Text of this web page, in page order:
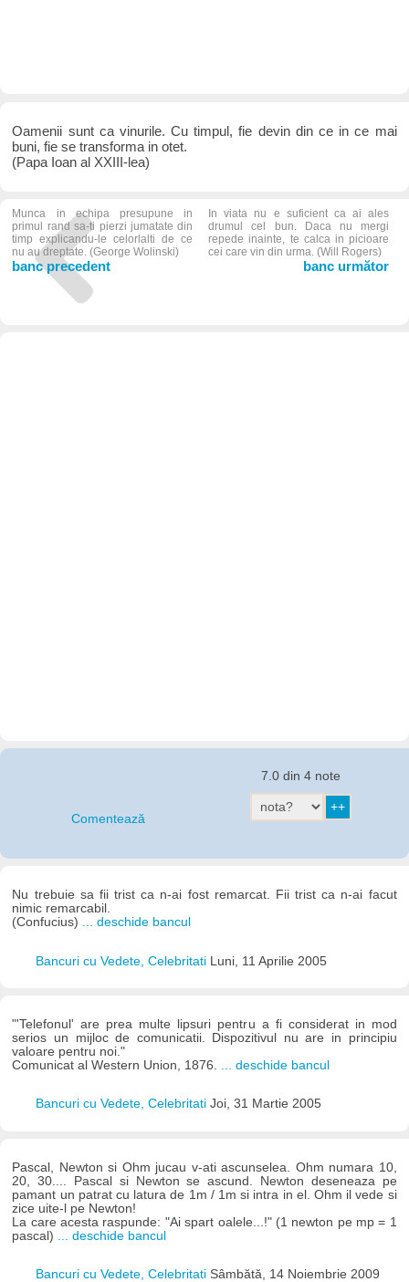
Oamenii sunt ca vinurile. Cu timpul, fie devin din ce in ce mai
buni, fie se transforma in otet.
(Papa Ioan al XXIII-lea)
Munca in echipa presupune in
primul rand sa-ti pierzi jumatate din
timp explicandu-le celorlalti de ce
nu au dreptate. (George Wolinski)
banc precedent
In viata nu e suficient ca ai ales
drumul cel bun. Daca nu mergi
repede inainte, te calca in picioare
cei care vin din urma. (Will Rogers)
banc următor
Comentează
7.0 din 4 note
Nu trebuie sa fii trist ca n-ai fost remarcat. Fii trist ca n-ai facut
nimic remarcabil.
(Confucius) ... deschide bancul
Bancuri cu Vedete, Celebritati Luni, 11 Aprilie 2005
"'Telefonul' are prea multe lipsuri pentru a fi considerat in mod
serios un mijloc de comunicatii. Dispozitivul nu are in principiu
valoare pentru noi."
Comunicat al Western Union, 1876. ... deschide bancul
Bancuri cu Vedete, Celebritati Joi, 31 Martie 2005
Pascal, Newton si Ohm jucau v-ati ascunselea. Ohm numara 10,
20, 30.... Pascal si Newton se ascund. Newton deseneaza pe
pamant un patrat cu latura de 1m / 1m si intra in el. Ohm il vede si
zice uite-l pe Newton!
La care acesta raspunde: "Ai spart oalele...!" (1 newton pe mp = 1
pascal)
... deschide bancul
Bancuri cu Vedete, Celebritati Sâmbătă, 14 Noiembrie 2009